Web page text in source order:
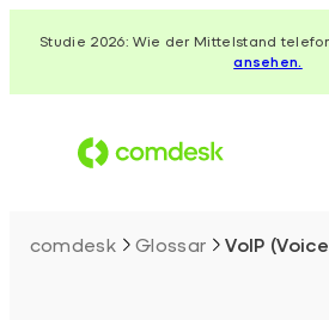
InhaltStudie 2026: Wie der Mittelstand
ansehen.
comdesk Glossar VoIP